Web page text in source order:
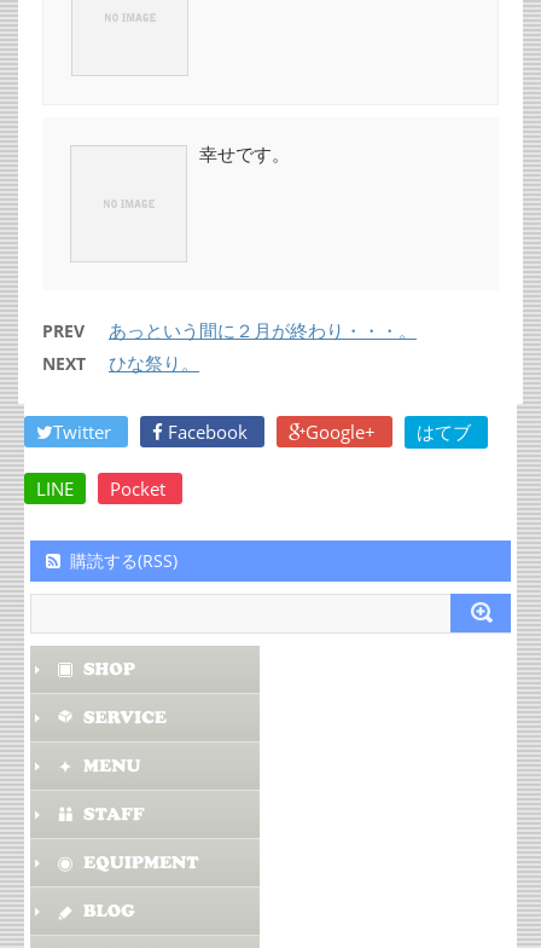
幸せです。
PREV あっという間に２月が終わり・・・。
NEXT ひな祭り。
Twitter Facebook Google+ はてブ
LINE Pocket
購読する(RSS)